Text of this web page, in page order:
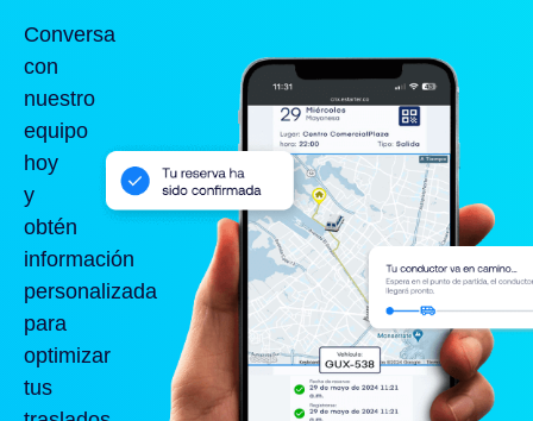
Conversa
con
nuestro
equipo
hoy
y
obtén
información
personalizada
para
optimizar
tus